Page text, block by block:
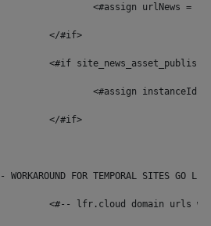
				</#if>
<#if
				</#if>
WORKAROUND FOR TEMPORAL SITES GO
<#-- lfr.cloud domain